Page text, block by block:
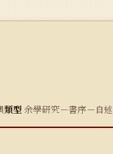
類型 余學研究－書序－自述